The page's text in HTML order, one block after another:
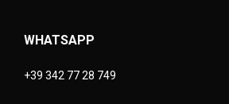
WHATSAPP
+39 342 77 28 749